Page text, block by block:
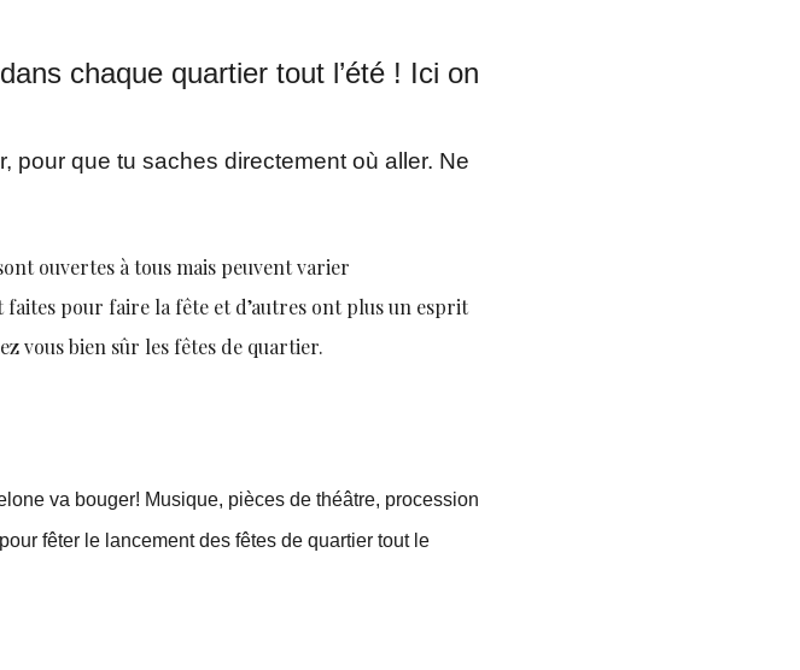
chaque quartier tout l’été ! Ici on
pour que tu saches directement où aller. Ne
ouvertes à tous mais peuvent varier
pour faire la fête et d’autres ont plus un esprit
vous bien sûr les fêtes de quartier.
va bouger! Musique, pièces de théâtre, procession
fêter le lancement des fêtes de quartier tout le